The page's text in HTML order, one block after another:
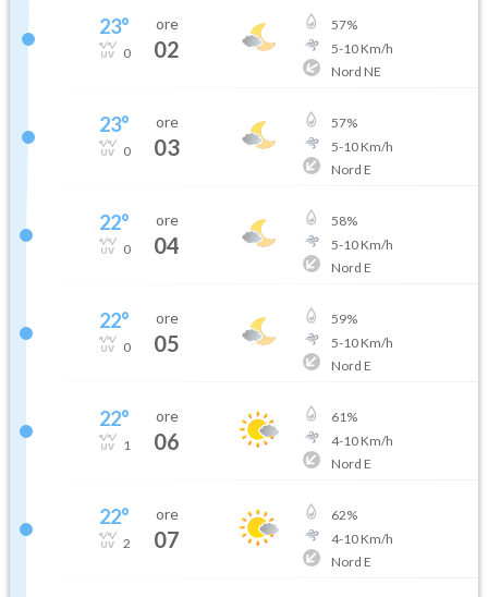
23°
0
ore
02
57%
5-10Km/h
Nord NE
23°
0
ore
03
57%
5-10Km/h
Nord E
22°
0
ore
04
58%
5-10Km/h
Nord E
22°
0
ore
05
59%
5-10Km/h
Nord E
22°
1
ore
06
61%
4-10Km/h
Nord E
22°
2
ore
07
62%
4-10Km/h
Nord E